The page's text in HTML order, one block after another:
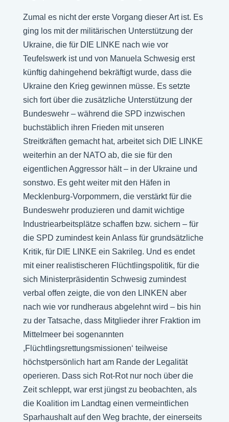
Zumal es nicht der erste Vorgang dieser Art ist. Es
ging los mit der militärischen Unterstützung der
Ukraine, die für DIE LINKE nach wie vor
Teufelswerk ist und von Manuela Schwesig erst
künftig dahingehend bekräftigt wurde, dass die
Ukraine den Krieg gewinnen müsse. Es setzte
sich fort über die zusätzliche Unterstützung der
Bundeswehr – während die SPD inzwischen
buchstäblich ihren Frieden mit unseren
Streitkräften gemacht hat, arbeitet sich DIE LINKE
weiterhin an der NATO ab, die sie für den
eigentlichen Aggressor hält – in der Ukraine und
sonstwo. Es geht weiter mit den Häfen in
Mecklenburg-Vorpommern, die verstärkt für die
Bundeswehr produzieren und damit wichtige
Industriearbeitsplätze schaffen bzw. sichern – für
die SPD zumindest kein Anlass für grundsätzliche
Kritik, für DIE LINKE ein Sakrileg. Und es endet
mit einer realistischeren Flüchtlingspolitik, für die
sich Ministerpräsidentin Schwesig zumindest
verbal offen zeigte, die von den LINKEN aber
nach wie vor rundheraus abgelehnt wird – bis hin
zu der Tatsache, dass Mitglieder ihrer Fraktion im
Mittelmeer bei sogenannten
,Flüchtlingsrettungsmissionen‘ teilweise
höchstpersönlich hart am Rande der Legalität
operieren. Dass sich Rot-Rot nur noch über die
Zeit schleppt, war erst jüngst zu beobachten, als
die Koalition im Landtag einen vermeintlichen
Sparhaushalt auf den Weg brachte, der einerseits